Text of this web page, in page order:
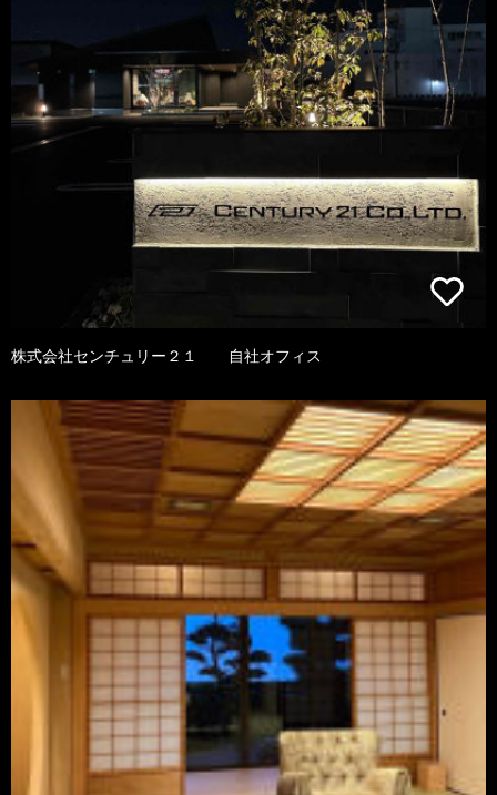
株式会社センチュリー２１ 自社オフィス